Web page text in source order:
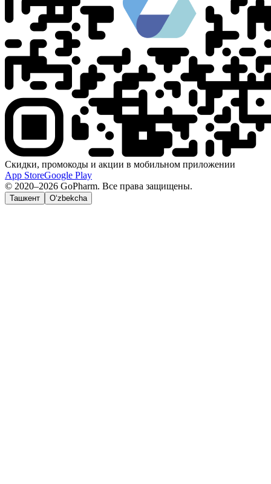
Скидки, промокоды и акции в мобильном приложении
App StoreGoogle Play
© 2020–2026 GoPharm. Все права защищены.
Ташкент O‘zbekcha